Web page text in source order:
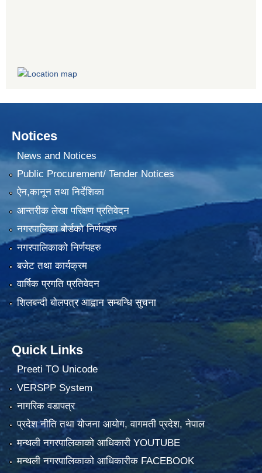
Notices
News and Notices
Public Procurement/ Tender Notices
ऐन,कानून तथा निर्देशिका
आन्तरीक लेखा परिक्षण प्रतिवेदन
नगरपालिका बोर्डको निर्णयहरु
नगरपालिकाको निर्णयहरु
बजेट तथा कार्यक्रम
वार्षिक प्रगति प्रतिवेदन
शिलबन्दी बोलपत्र आह्वान सम्बन्धि सुचना
Quick Links
Preeti TO Unicode
VERSPP System
नागरिक वडापत्र
प्रदेश नीति तथा योजना आयोग, वागमती प्रदेश, नेपाल
मन्थली नगरपालिकाको आधिकारी YOUTUBE
मन्थली नगरपालिकाको आधिकारीक FACEBOOK